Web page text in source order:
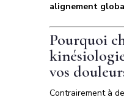
alignement
Pourquoi
vos
Contrairement à